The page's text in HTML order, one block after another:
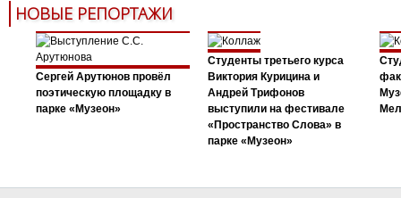
НОВЫЕ РЕПОРТАЖИ
Сергей Арутюнов провёл
поэтическую площадку в
парке «Музеон»
Студенты третьего курса
Виктория Курицина и
Андрей Трифонов
выступили на фестивале
«Пространство Слова» в
парке «Музеон»